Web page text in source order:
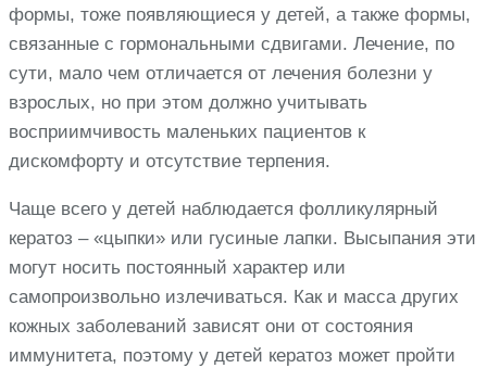
формы, тоже появляющиеся у детей, а также формы,
связанные с гормональными сдвигами. Лечение, по
сути, мало чем отличается от лечения болезни у
взрослых, но при этом должно учитывать
восприимчивость маленьких пациентов к
дискомфорту и отсутствие терпения.
Чаще всего у детей наблюдается фолликулярный
кератоз – «цыпки» или гусиные лапки. Высыпания эти
могут носить постоянный характер или
самопроизвольно излечиваться. Как и масса других
кожных заболеваний зависят они от состояния
иммунитета, поэтому у детей кератоз может пройти